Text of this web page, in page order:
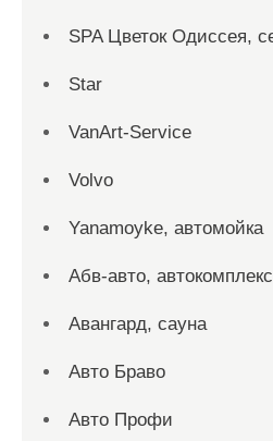
SPA Цветок Одиссея,
Star
VanArt-Service
Volvo
Yanamoyke, автомойка
Абв-авто, автокомплекс
Авангард, сауна
Авто Браво
Авто Профи